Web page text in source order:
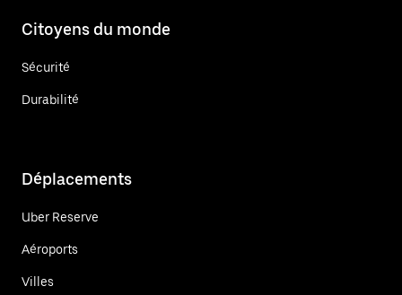
Citoyens du monde
Sécurité
Durabilité
Déplacements
Uber Reserve
Aéroports
Villes